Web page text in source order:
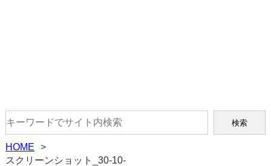
HOME
スクリーンショット_30-10-